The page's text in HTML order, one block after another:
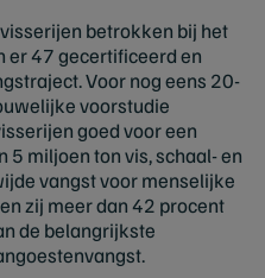
betrokken bij het
er 47 gecertificeerd en
Voor nog eens 20-
voorstudie
goed voor een
5 miljoen ton vis, schaal- en
vangst voor menselijke
zij meer dan 42 procent
de belangrijkste